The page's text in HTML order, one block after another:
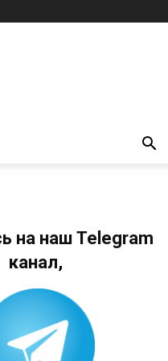
на наш Telegram
канал,